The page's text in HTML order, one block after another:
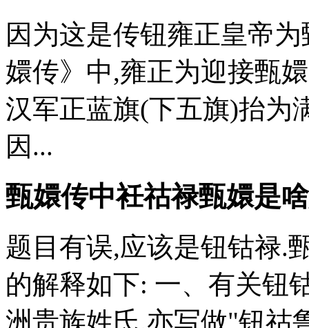
因为这是传钮雍正皇帝
嬛传》中,雍正为迎接甄
汉军正蓝旗(下五旗)抬为
因...
甄嬛传中衽祜禄甄嬛是
题目有误,应该是钮钴禄.
的解释如下: 一、有关钮
洲贵族姓氏,亦写做"钮祜